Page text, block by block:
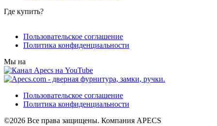
Где купить?
Пользовательское соглашение
Политика конфиденциальности
Мы на
Пользовательское соглашение
Политика конфиденциальности
©2026 Все права защищены. Компания APECS